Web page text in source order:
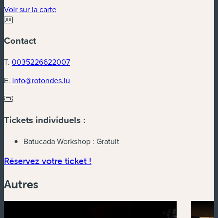
Voir sur la carte(nouvelle fenêtre)
Contact
T. 0035226622007
E. info@rotondes.lu
Tickets individuels :
Batucada Workshop : Gratuit
Réservez votre ticket !
Autres